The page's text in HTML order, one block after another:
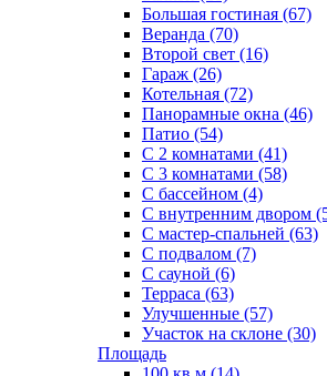
Большая гостиная (67)
Веранда (70)
Второй свет (16)
Гараж (26)
Котельная (72)
Панорамные окна (46)
Патио (54)
С 2 комнатами (41)
С 3 комнатами (58)
С бассейном (4)
С внутренним двором
С мастер-спальней (63)
С подвалом (7)
С сауной (6)
Терраса (63)
Улучшенные (57)
Участок на склоне (30)
Площадь